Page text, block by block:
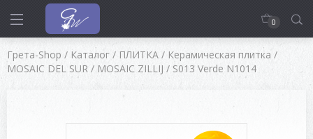
0
Грета-Shop / Каталог / ПЛИТКА / Керамическая плитка /
MOSAIC DEL SUR / MOSAIC ZILLIJ / S013 Verde N1014